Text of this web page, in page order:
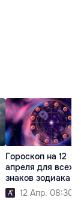
Гороскоп на 12
апреля для всех
знаков зодиака
12 Апр. 08:30